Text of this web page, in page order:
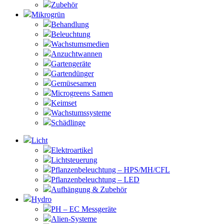
Zubehör
Mikrogrün
Behandlung
Beleuchtung
Wachstumsmedien
Anzuchtwannen
Gartengeräte
Gartendünger
Gemüsesamen
Microgreens Samen
Keimset
Wachstumssysteme
Schädlinge
Licht
Elektroartikel
Lichtsteuerung
Pflanzenbeleuchtung – HPS/MH/CFL
Pflanzenbeleuchtung – LED
Aufhängung & Zubehör
Hydro
PH – EC Messgeräte
Alien-Systeme